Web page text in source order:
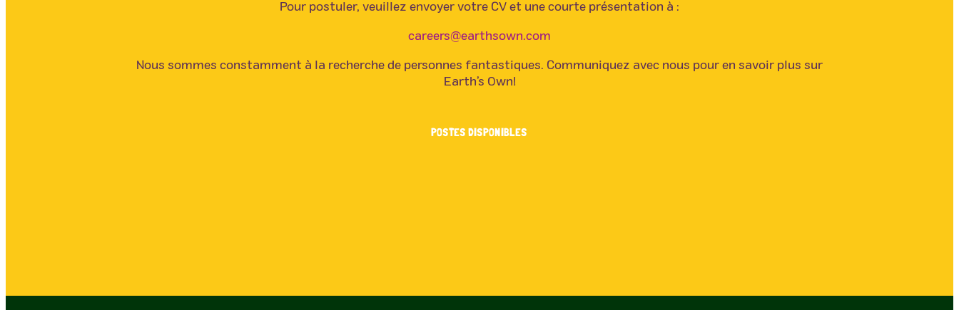
Pour postuler, veuillez envoyer votre CV et une courte présentation à :
careers@earthsown.com
Nous sommes constamment à la recherche de personnes fantastiques. Communiquez avec nous pour en savoir plus sur
Earth’s Own!
POSTES DISPONIBLES